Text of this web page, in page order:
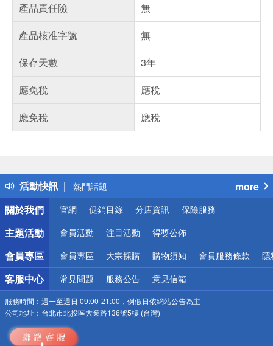
產品責任險
無
產品核准字號
無
保存天數
3年
應免稅
應稅
應免稅
應稅
活動快訊
得獎公告
熱門話題
銀行優惠
偏遠地區配送
詐騙網頁！請小心！
more
關於我們
官網 促銷目錄 分店資訊 保險服務
主題活動 會員活動 注目活動 得獎公佈
會員專區 會員專區 大宗採購 購物須知 會員服務條款 隱
客服中心 常見問題 服務公告 意見信箱
服務時間： 週一至週日 09:00-21:00，例假日依網站公告為主
公司地址： 台北市北投區大業路136號5樓 (台灣)